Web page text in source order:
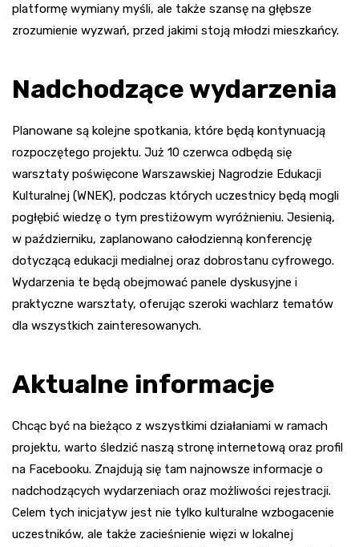
platformę wymiany myśli, ale także szansę na głębsze
zrozumienie wyzwań, przed jakimi stoją młodzi mieszkańcy.
Nadchodzące wydarzenia
Planowane są kolejne spotkania, które będą kontynuacją
rozpoczętego projektu. Już 10 czerwca odbędą się
warsztaty poświęcone Warszawskiej Nagrodzie Edukacji
Kulturalnej (WNEK), podczas których uczestnicy będą mogli
pogłębić wiedzę o tym prestiżowym wyróżnieniu. Jesienią,
w październiku, zaplanowano całodzienną konferencję
dotyczącą edukacji medialnej oraz dobrostanu cyfrowego.
Wydarzenia te będą obejmować panele dyskusyjne i
praktyczne warsztaty, oferując szeroki wachlarz tematów
dla wszystkich zainteresowanych.
Aktualne informacje
Chcąc być na bieżąco z wszystkimi działaniami w ramach
projektu, warto śledzić naszą stronę internetową oraz profil
na Facebooku. Znajdują się tam najnowsze informacje o
nadchodzących wydarzeniach oraz możliwości rejestracji.
Celem tych inicjatyw jest nie tylko kulturalne wzbogacenie
uczestników, ale także zacieśnienie więzi w lokalnej